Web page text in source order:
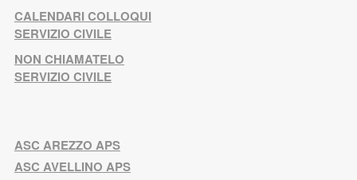
ASC AREZZO APS
ASC AVELLINO APS
CALENDARI COLLOQUI
SERVIZIO CIVILE
NON CHIAMATELO
SERVIZIO CIVILE